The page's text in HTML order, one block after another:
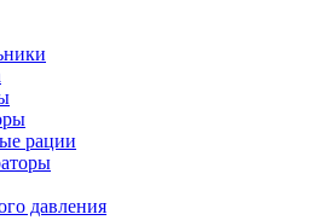
рации
давления